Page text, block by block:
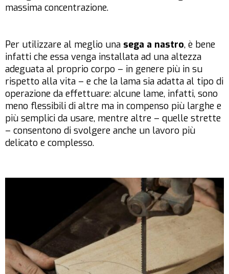
massima concentrazione.
Per utilizzare al meglio una sega a nastro, è bene
infatti che essa venga installata ad una altezza
adeguata al proprio corpo – in genere più in su
rispetto alla vita – e che la lama sia adatta al tipo di
operazione da effettuare: alcune lame, infatti, sono
meno flessibili di altre ma in compenso più larghe e
più semplici da usare, mentre altre – quelle strette
– consentono di svolgere anche un lavoro più
delicato e complesso.